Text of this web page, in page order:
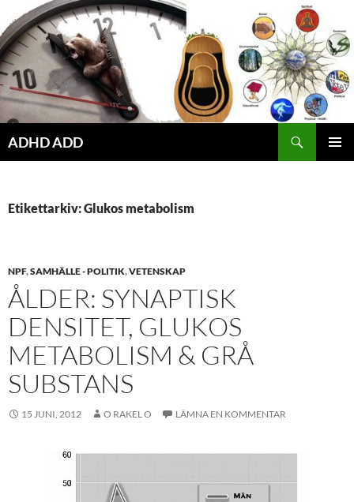
Hoppa
till
innehåll
ADHD ADD
Etikettarkiv: Glukos metabolism
NPF,SAMHÄLLE - POLITIK,VETENSKAP
ÅLDER: SYNAPTISK
DENSITET, GLUKOS
METABOLISM & GRÅ
SUBSTANS
15 JUNI, 2012 O RAKEL O LÄMNA EN KOMMENTAR